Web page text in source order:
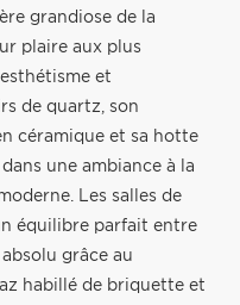
grandiose de la
plaire aux plus
et
de quartz, son
céramique et sa hotte
une ambiance à la
Les salles de
équilibre parfait entre
grâce au
habillé de briquette et